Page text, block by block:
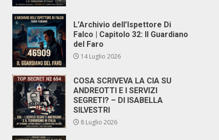
L’Archivio dell’Ispettore Di
Falco | Capitolo 32: Il Guardiano
del Faro
14 Luglio 2026
COSA SCRIVEVA LA CIA SU
ANDREOTTI E I SERVIZI
SEGRETI? – DI ISABELLA
SILVESTRI
8 Luglio 2026